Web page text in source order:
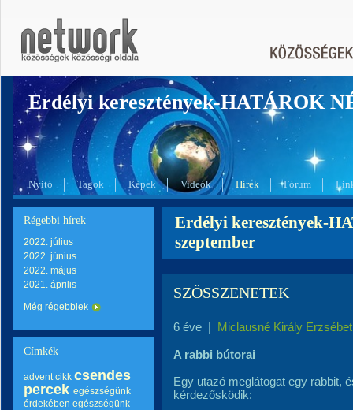
Erdélyi keresztények-HATÁROK
Nyitó Tagok Képek Videók Hírek Fórum
Régebbi hírek
2022. július
2022. június
2022. május
2021. április
Még régebbiek
Címkék
advent cikk csendes
percek egészségünk
érdekében egészségünk
Erdélyi keresztények-
szeptember
SZÖSSZENETEK
6 éve | Miclausné Király Erzsébet
A rabbi bútorai
Egy utazó meglátogat egy rabbit,
kérdezősködik: